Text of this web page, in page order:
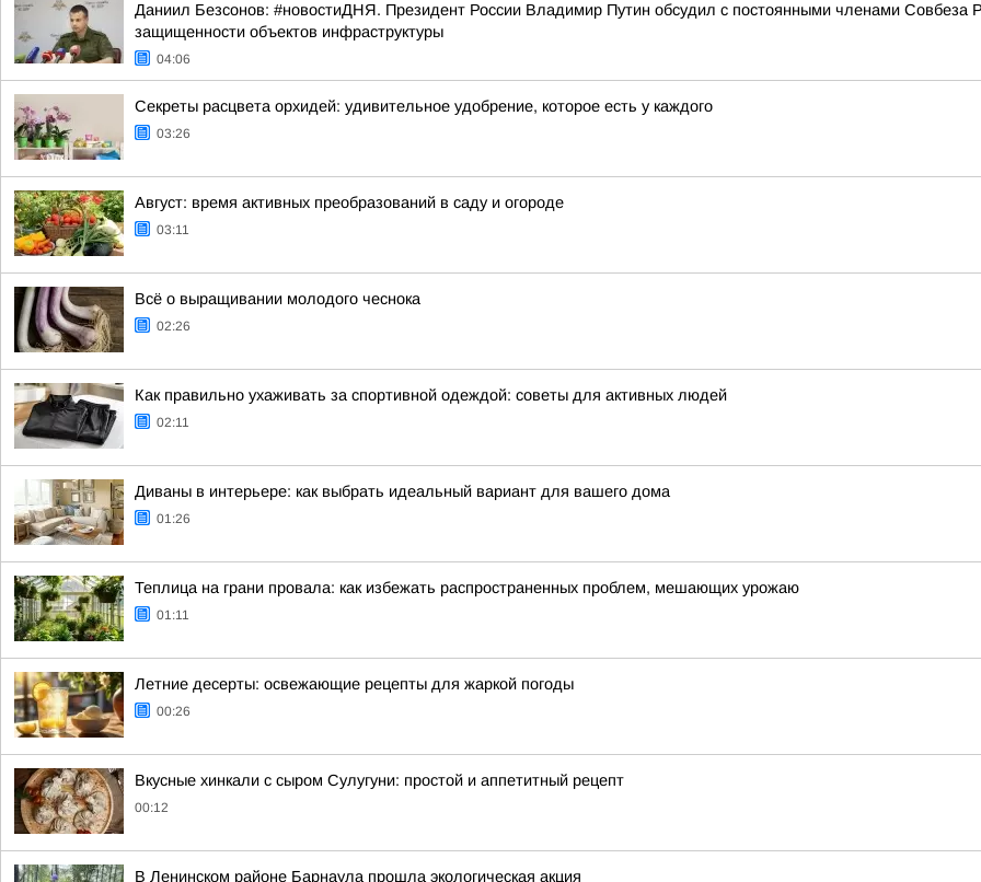
Даниил Безсонов: #новостиДНЯ. Президент России Владимир Путин обсудил с постоянными членами Совбеза
защищенности объектов инфраструктуры
04:06
Секреты расцвета орхидей: удивительное удобрение, которое есть у каждого
03:26
Август: время активных преобразований в саду и огороде
03:11
Всё о выращивании молодого чеснока
02:26
Как правильно ухаживать за спортивной одеждой: советы для активных людей
02:11
Диваны в интерьере: как выбрать идеальный вариант для вашего дома
01:26
Теплица на грани провала: как избежать распространенных проблем, мешающих урожаю
01:11
Летние десерты: освежающие рецепты для жаркой погоды
00:26
Вкусные хинкали с сыром Сулугуни: простой и аппетитный рецепт
00:12
В Ленинском районе Барнаула прошла экологическая акция